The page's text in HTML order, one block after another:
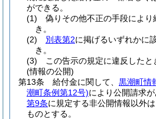
ができる。
(1)
偽りその他不正の手段により
き。
(2)
別表第2に掲げるいずれかに
き。
(3)
この告示の規定に違反したと
(情報の公開)
第13条
給付金に関して、 黒潮町情
潮町条例第12号)により公開請求が
第9条に規定する非公開情報以外
ものとする。